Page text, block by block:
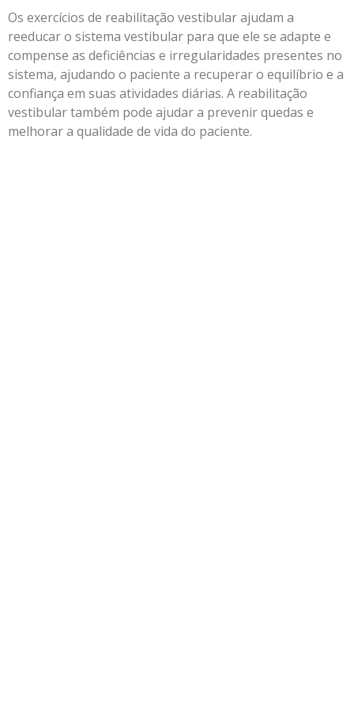
Os exercícios de reabilitação vestibular ajudam a
reeducar o sistema vestibular para que ele se adapte e
compense as deficiências e irregularidades presentes no
sistema, ajudando o paciente a recuperar o equilíbrio e a
confiança em suas atividades diárias. A reabilitação
vestibular também pode ajudar a prevenir quedas e
melhorar a qualidade de vida do paciente.